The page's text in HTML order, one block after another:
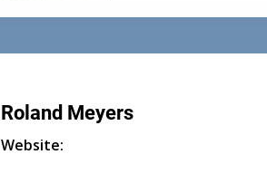
Roland Meyers
Website: